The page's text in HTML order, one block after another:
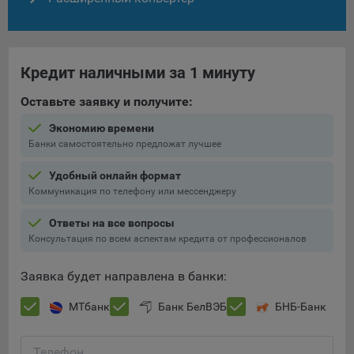
конфиденциальности Яндекс
Google Analytics – сервис веб-аналитики,
Google Data Protection Office, 1600 Amphitheatre Pkwy,
Mountain View, CA 94043, USA.
Политика
конфиденциальности Google.
Matomo — это система веб-аналитики, которая позволяет
следит за доступностью сервисов, предоставляемых
Адрес: ООО «Рэкун технолоджи», 220069 г. Минск, пр-т
Дзержинского, д.3Б, пом.44.
рекламу на площадке VK пользователям, которые
посещали сайт.
проспект, д. 39, стр. 79, БЦ «SkyLight».
Технические настройки
Сохранить мои изменения
Сохранить по умолчанию
Кредит наличными за 1 минуту
Оставьте заявку и получите:
Экономию времени
Банки самостоятельно предложат лучшее
Удобный онлайн формат
Коммуникация по телефону или мессенджеру
Ответы на все вопросы
Консультация по всем аспектам кредита от профессионалов
Заявка будет направлена в банки:
МТбанк Банк БелВЭБ БНБ-Банк